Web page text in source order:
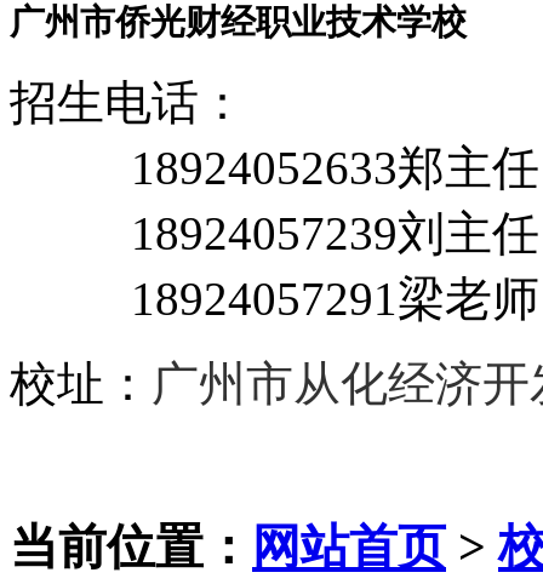
广州市侨光财经职业技术学校
招生电话：
18924052633郑主
18924057239刘主任
18924057291梁老师
校址： 广州市从化经济
当前位置： 网站首页>